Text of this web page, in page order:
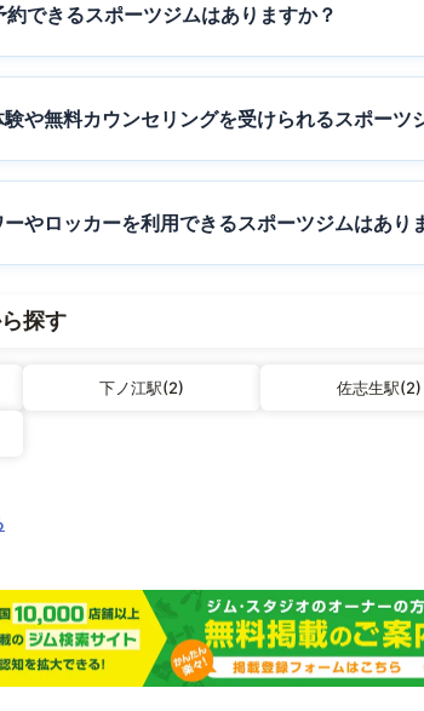
できるスポーツジムはありますか？
や無料カウンセリングを受けられるスポーツ
やロッカーを利用できるスポーツジムはあり
探す
下ノ江駅(2) 佐志生駅(2)